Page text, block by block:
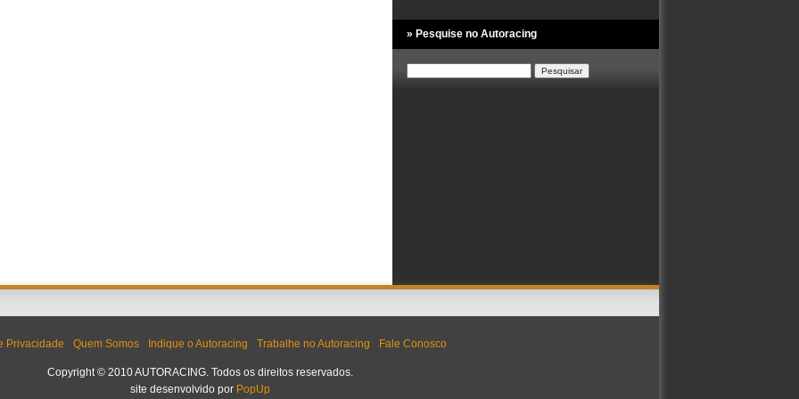
» Pesquise no Autoracing
Pesquisar
por:
Privacidade Quem Somos Indique o Autoracing Trabalhe no Autoracing Fale Conosco
Copyright © 2010 AUTORACING. Todos os direitos reservados.
site desenvolvido por PopUp